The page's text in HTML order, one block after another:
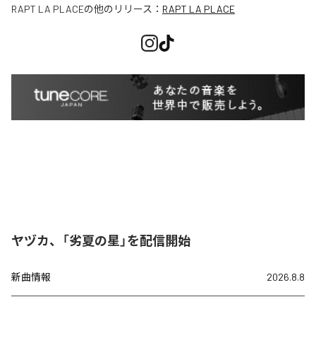
RAPT LA PLACEの他のリリース： RAPT LA PLACE
ヤヅカ、「劣夏の星」を配信開始
新曲情報 2026.8.8